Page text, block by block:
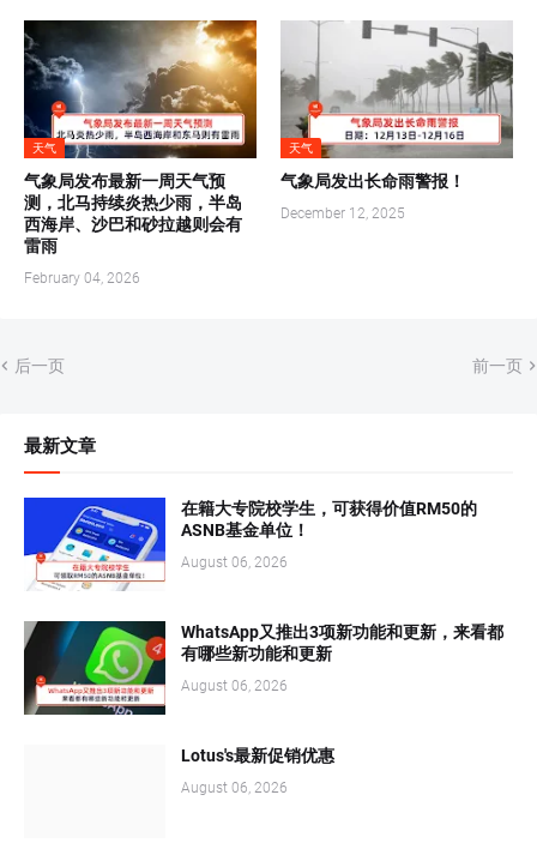
天气
气象局发布最新一周天气预
测，北马持续炎热少雨，半岛
西海岸、沙巴和砂拉越则会有
雷雨
February 04, 2026
天气
气象局发出长命雨警报！
December 12, 2025
后一页 前一页
最新文章
在籍大专院校学生，可获得价值RM50的
ASNB基金单位！
August 06, 2026
WhatsApp又推出3项新功能和更新，来看都
有哪些新功能和更新
August 06, 2026
Lotus's最新促销优惠
August 06, 2026